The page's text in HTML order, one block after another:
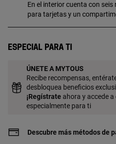
En el interior cuenta con seis
para tarjetas y un
(alto x ancho x fondo): 10 x
Especial para ti
ÚNETE A MYTOUS
Recibe recompensas,
desbloquea beneficios
¡Regístrate ahora y accede
especialmente para ti
Descubre más métodos de